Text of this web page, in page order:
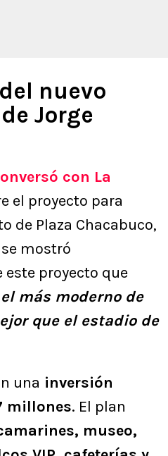
nuevo
Jorge
con La
el proyecto para
de Plaza Chacabuco,
mostró
proyecto que
más moderno de
que el estadio de
una inversión
millones. El plan
museo,